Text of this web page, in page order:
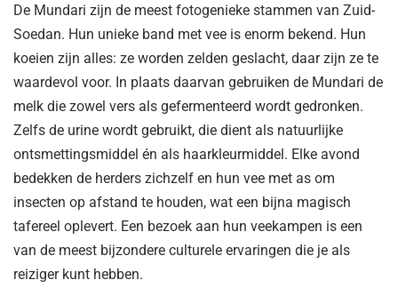
De Mundari zijn de meest fotogenieke stammen van Zuid-
Soedan. Hun unieke band met vee is enorm bekend. Hun
koeien zijn alles: ze worden zelden geslacht, daar zijn ze te
waardevol voor. In plaats daarvan gebruiken de Mundari de
melk die zowel vers als gefermenteerd wordt gedronken.
Zelfs de urine wordt gebruikt, die dient als natuurlijke
ontsmettingsmiddel én als haarkleurmiddel. Elke avond
bedekken de herders zichzelf en hun vee met as om
insecten op afstand te houden, wat een bijna magisch
tafereel oplevert. Een bezoek aan hun veekampen is een
van de meest bijzondere culturele ervaringen die je als
reiziger kunt hebben.